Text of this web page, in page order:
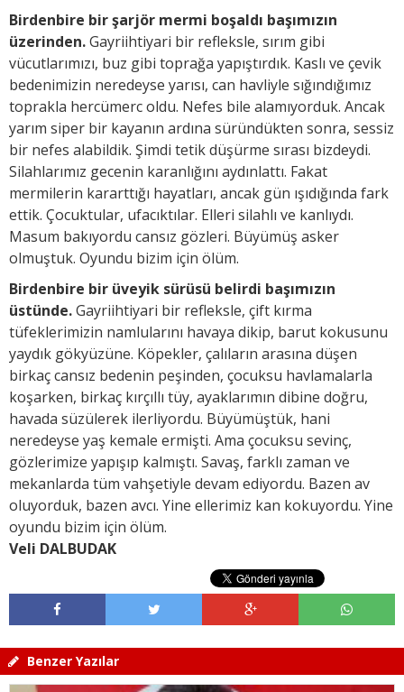
Birdenbire bir şarjör mermi boşaldı başımızın
üzerinden.Gayriihtiyari bir refleksle, sırım gibi
vücutlarımızı, buz gibi toprağa yapıştırdık. Kaslı ve çevik
bedenimizin neredeyse yarısı, can havliyle sığındığımız
toprakla hercümerc oldu. Nefes bile alamıyorduk. Ancak
yarım siper bir kayanın ardına süründükten sonra, sessiz
bir nefes alabildik. Şimdi tetik düşürme sırası bizdeydi.
Silahlarımız gecenin karanlığını aydınlattı. Fakat
mermilerin kararttığı hayatları, ancak gün ışıdığında fark
ettik. Çocuktular, ufacıktılar. Elleri silahlı ve kanlıydı.
Masum bakıyordu cansız gözleri. Büyümüş asker
olmuştuk. Oyundu bizim için ölüm.
Birdenbire bir üveyik sürüsü belirdi başımızın
üstünde.Gayriihtiyari bir refleksle, çift kırma
tüfeklerimizin namlularını havaya dikip, barut kokusunu
yaydık gökyüzüne. Köpekler, çalıların arasına düşen
birkaç cansız bedenin peşinden, çocuksu havlamalarla
koşarken, birkaç kırçıllı tüy, ayaklarımın dibine doğru,
havada süzülerek ilerliyordu. Büyümüştük, hani
neredeyse yaş kemale ermişti. Ama çocuksu sevinç,
gözlerimize yapışıp kalmıştı. Savaş, farklı zaman ve
mekanlarda tüm vahşetiyle devam ediyordu. Bazen av
oluyorduk, bazen avcı. Yine ellerimiz kan kokuyordu. Yine
oyundu bizim için ölüm.
Veli DALBUDAK
Benzer Yazılar